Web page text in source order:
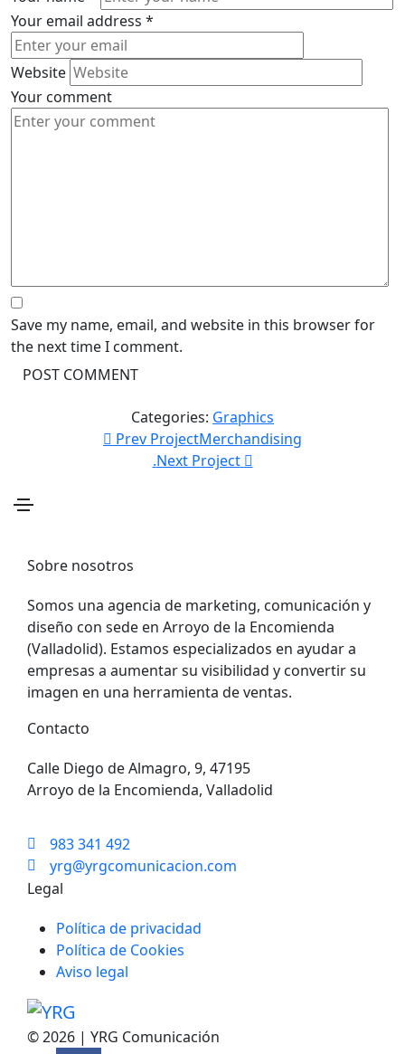
Your email address *
Website
Your comment
Save my name, email, and website in this browser for
the next time I comment.
Categories: Graphics
Prev ProjectMerchandising
.Next Project
Sobre nosotros
Somos una agencia de marketing, comunicación y
diseño con sede en Arroyo de la Encomienda
(Valladolid). Estamos especializados en ayudar a
empresas a aumentar su visibilidad y convertir su
imagen en una herramienta de ventas.
Contacto
Calle Diego de Almagro, 9, 47195
Arroyo de la Encomienda, Valladolid
983 341 492
yrg@yrgcomunicacion.com
Legal
Política de privacidad
Política de Cookies
Aviso legal
© 2026 | YRG Comunicación